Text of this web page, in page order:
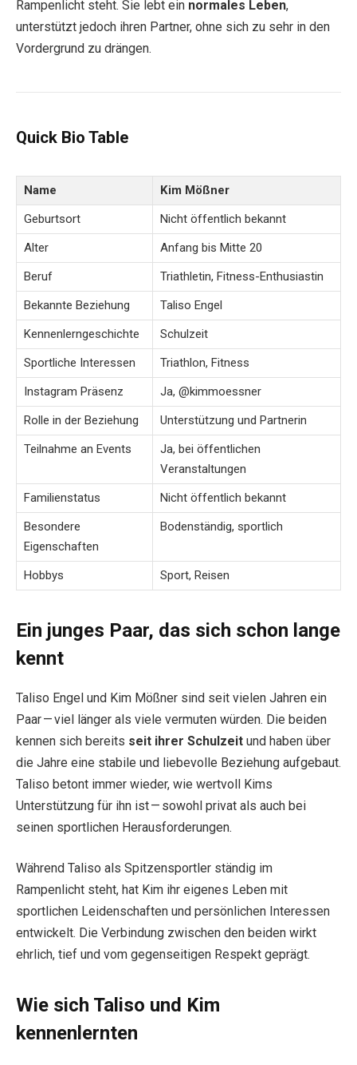
Rampenlicht steht. Sie lebt ein normales Leben,
unterstützt jedoch ihren Partner, ohne sich zu sehr in den
Vordergrund zu drängen.
Quick Bio Table
Name
Kim Mößner
Geburtsort
Nicht öffentlich bekannt
Alter
Anfang bis Mitte 20
Beruf
Triathletin, Fitness-Enthusiastin
Bekannte Beziehung
Taliso Engel
Kennenlerngeschichte
Schulzeit
Sportliche Interessen
Triathlon, Fitness
Instagram Präsenz
Ja, @kimmoessner
Rolle in der Beziehung
Unterstützung und Partnerin
Teilnahme an Events
Ja, bei öffentlichen
Veranstaltungen
Familienstatus
Nicht öffentlich bekannt
Besondere
Eigenschaften
Bodenständig, sportlich
Hobbys Sport, Reisen
Ein junges Paar, das sich schon lange
kennt
Taliso Engel und Kim Mößner sind seit vielen Jahren ein
Paar — viel länger als viele vermuten würden. Die beiden
kennen sich bereits seit ihrer Schulzeit und haben über
die Jahre eine stabile und liebevolle Beziehung aufgebaut.
Taliso betont immer wieder, wie wertvoll Kims
Unterstützung für ihn ist — sowohl privat als auch bei
seinen sportlichen Herausforderungen.
Während Taliso als Spitzensportler ständig im
Rampenlicht steht, hat Kim ihr eigenes Leben mit
sportlichen Leidenschaften und persönlichen Interessen
entwickelt. Die Verbindung zwischen den beiden wirkt
ehrlich, tief und vom gegenseitigen Respekt geprägt.
Wie sich Taliso und Kim
kennenlernten